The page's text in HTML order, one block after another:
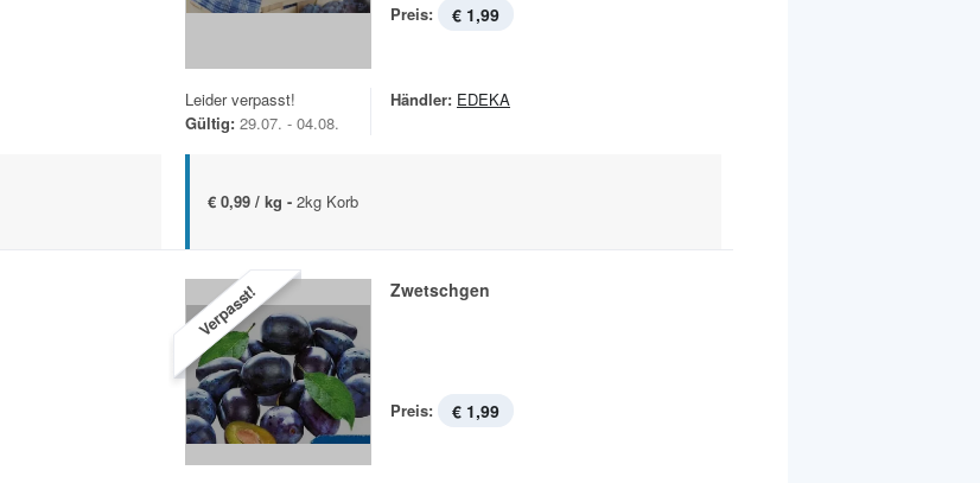
Preis: € 1,99
Leider verpasst!
Gültig: 29.07. - 04.08.
Händler: EDEKA
€ 0,99 / kg - 2kg Korb
Verpasst! Zwetschgen
Preis: € 1,99